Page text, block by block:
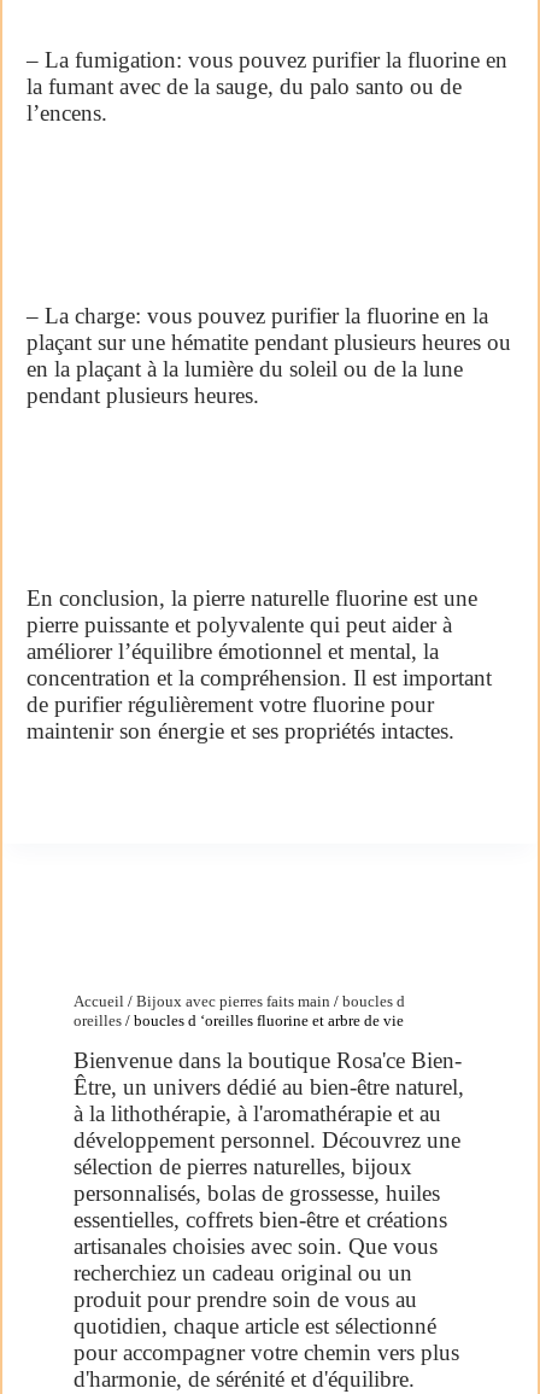
– La fumigation: vous pouvez purifier la fluorine en
la fumant avec de la sauge, du palo santo ou de
l’encens.
– La charge: vous pouvez purifier la fluorine en la
plaçant sur une hématite pendant plusieurs heures ou
en la plaçant à la lumière du soleil ou de la lune
pendant plusieurs heures.
En conclusion, la pierre naturelle fluorine est une
pierre puissante et polyvalente qui peut aider à
améliorer l’équilibre émotionnel et mental, la
concentration et la compréhension. Il est important
de purifier régulièrement votre fluorine pour
maintenir son énergie et ses propriétés intactes.
Accueil / Bijoux avec pierres faits main / boucles d
oreilles / boucles d ‘oreilles fluorine et arbre de vie
Bienvenue dans la boutique Rosa'ce Bien-
Être, un univers dédié au bien-être naturel,
à la lithothérapie, à l'aromathérapie et au
développement personnel. Découvrez une
sélection de pierres naturelles, bijoux
personnalisés, bolas de grossesse, huiles
essentielles, coffrets bien-être et créations
artisanales choisies avec soin. Que vous
recherchiez un cadeau original ou un
produit pour prendre soin de vous au
quotidien, chaque article est sélectionné
pour accompagner votre chemin vers plus
d'harmonie, de sérénité et d'équilibre.